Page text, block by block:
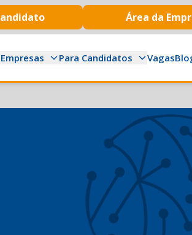
Área da
Para Candidatos Vagas